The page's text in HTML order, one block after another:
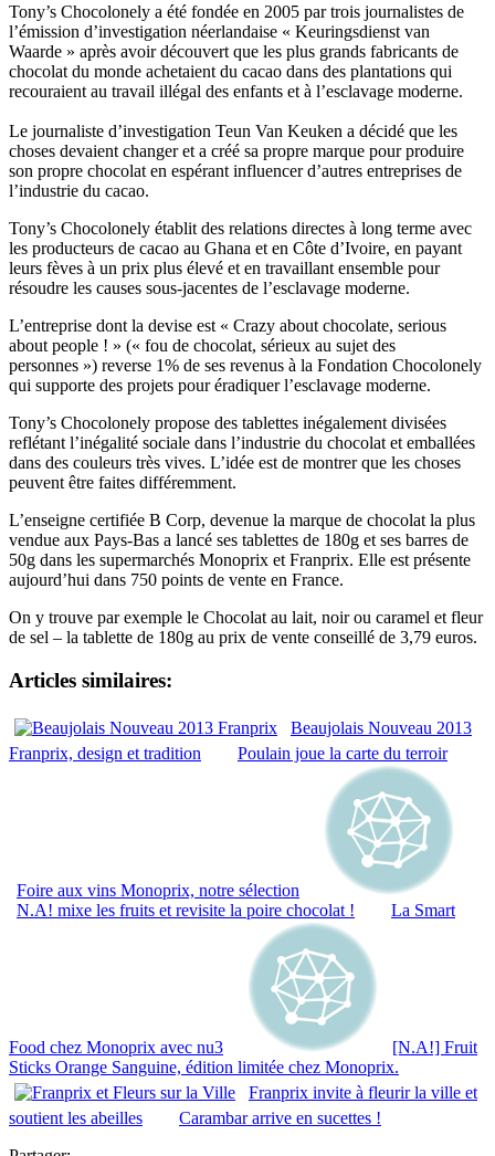
Tony’s Chocolonely a été fondée en 2005 par trois journalistes de
l’émission d’investigation néerlandaise « Keuringsdienst van
Waarde » après avoir découvert que les plus grands fabricants de
chocolat du monde achetaient du cacao dans des plantations qui
recouraient au travail illégal des enfants et à l’esclavage moderne.
Le journaliste d’investigation Teun Van Keuken a décidé que les
choses devaient changer et a créé sa propre marque pour produire
son propre chocolat en espérant influencer d’autres entreprises de
l’industrie du cacao.
Tony’s Chocolonely établit des relations directes à long terme avec
les producteurs de cacao au Ghana et en Côte d’Ivoire, en payant
leurs fèves à un prix plus élevé et en travaillant ensemble pour
résoudre les causes sous-jacentes de l’esclavage moderne.
L’entreprise dont la devise est « Crazy about chocolate, serious
about people ! » (« fou de chocolat, sérieux au sujet des
personnes ») reverse 1% de ses revenus à la Fondation Chocolonely
qui supporte des projets pour éradiquer l’esclavage moderne.
Tony’s Chocolonely propose des tablettes inégalement divisées
reflétant l’inégalité sociale dans l’industrie du chocolat et emballées
dans des couleurs très vives. L’idée est de montrer que les choses
peuvent être faites différemment.
L’enseigne certifiée B Corp, devenue la marque de chocolat la plus
vendue aux Pays-Bas a lancé ses tablettes de 180g et ses barres de
50g dans les supermarchés Monoprix et Franprix. Elle est présente
aujourd’hui dans 750 points de vente en France.
On y trouve par exemple le Chocolat au lait, noir ou caramel et fleur
de sel – la tablette de 180g au prix de vente conseillé de 3,79 euros.
Articles similaires:
Beaujolais Nouveau 2013
Franprix, design et tradition
Poulain joue la carte du terroir
Foire aux vins Monoprix, notre sélection
N.A! mixe les fruits et revisite la poire chocolat !
La Smart
Food chez Monoprix avec nu3
[N.A!] Fruit
Sticks Orange Sanguine, édition limitée chez Monoprix.
Franprix invite à fleurir la ville et
soutient les abeilles
Carambar arrive en sucettes !